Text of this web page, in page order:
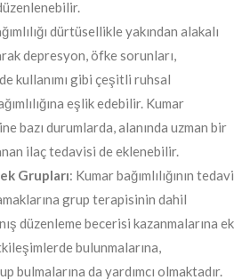
dürtüsellikle yakından alakalı
depresyon, öfke sorunları,
kullanımı gibi çeşitli ruhsal
eşlik edebilir. Kumar
bazı durumlarda, alanında uzman bir
ilaç tedavisi de eklenebilir.
Grupları: Kumar bağımlılığının tedavi
grup terapisinin dahil
düzenleme becerisi kazanmalarına ek
bulunmalarına,
bulmalarına da yardımcı olmaktadır.